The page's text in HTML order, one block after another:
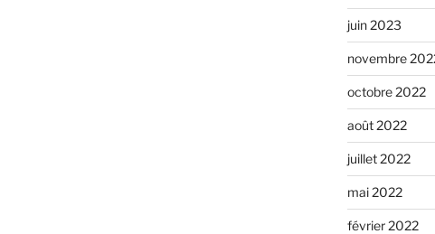
juin 2023
novembre
octobre 2022
août 2022
juillet 2022
mai 2022
février 2022